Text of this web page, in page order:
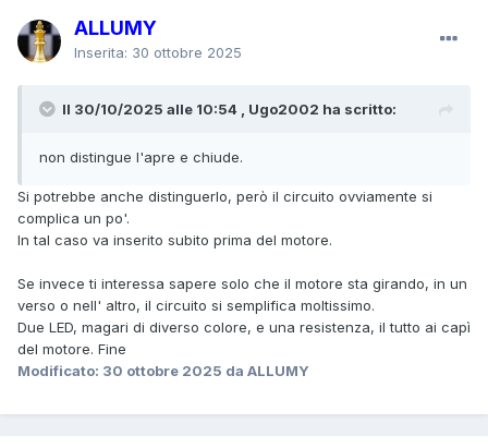
ALLUMY
Inserita: 30 ottobre 2025
Il 30/10/2025 alle 10:54 , Ugo2002 ha scritto:
non distingue l'apre e chiude.
Si potrebbe anche distinguerlo, però il circuito ovviamente si
complica un po'.
In tal caso va inserito subito prima del motore.
Se invece ti interessa sapere solo che il motore sta girando, in un
verso o nell' altro, il circuito si semplifica moltissimo.
Due LED, magari di diverso colore, e una resistenza, il tutto ai capì
del motore. Fine
Modificato: 30 ottobre 2025 da ALLUMY